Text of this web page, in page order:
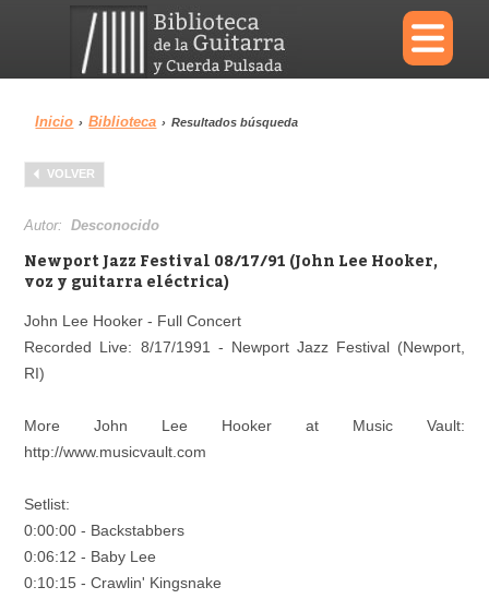
×
Menu
Biblioteca
Inicio › Biblioteca › Resultados búsqueda
VOLVER
Autor:Desconocido
Newport Jazz Festival 08/17/91 (John Lee Hooker,
voz y guitarra eléctrica)
John Lee Hooker - Full Concert
Recorded Live: 8/17/1991 - Newport Jazz Festival (Newport,
RI)
More John Lee Hooker at Music Vault:
http://www.musicvault.com
Setlist:
0:00:00 - Backstabbers
0:06:12 - Baby Lee
0:10:15 - Crawlin' Kingsnake